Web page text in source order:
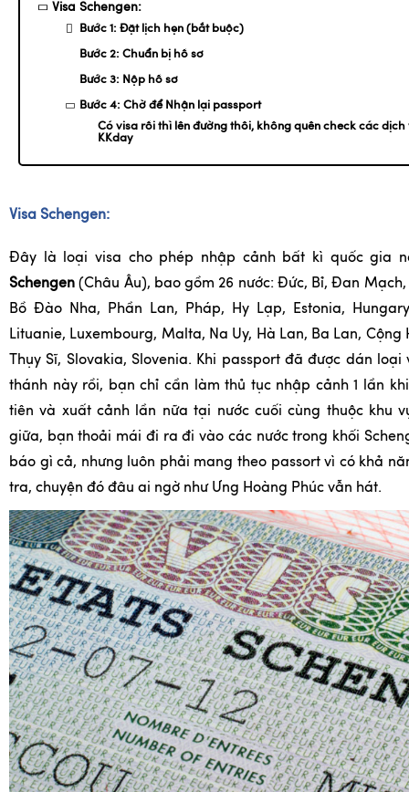
Visa Schengen:
Bước 1: Đặt lịch hẹn (bắt buộc)
Bước 2: Chuẩn bị hồ sơ
Bước 3: Nộp hồ sơ
Bước 4: Chờ để Nhận lại passport
Có visa rồi thì lên đường thôi, không quên check các dịch
KKday
Visa Schengen:
Đây là loại visa cho phép nhập cảnh bất kì quốc gia
Schengen (Châu Âu), bao gồm 26 nước: Đức, Bỉ, Đan Mạch,
Bồ Đào Nha, Phần Lan, Pháp, Hy Lạp, Estonia,
Lituanie, Luxembourg, Malta, Na Uy, Hà Lan, Ba Lan, Cộng
Thụy Sĩ, Slovakia, Slovenia. Khi passport đã được dán loại
thánh này rồi, bạn chỉ cần làm thủ tục nhập cảnh 1 lần
tiên và xuất cảnh lần nữa tại nước cuối cùng thuộc khu
giữa, bạn thoải mái đi ra đi vào các nước trong khối
báo gì cả, nhưng luôn phải mang theo passort vì có khả
tra, chuyện đó đâu ai ngờ như Ưng Hoàng Phúc vẫn hát.